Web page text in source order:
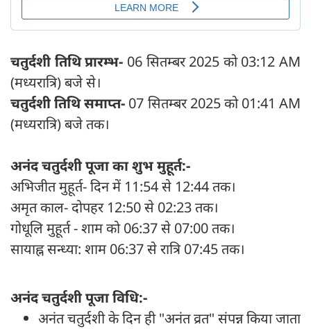
चतुर्दशी तिथि प्रारम्भ- 06 सितम्बर 2025 को 03:12 AM
(मध्यरात्रि) बजे से।
चतुर्दशी तिथि समाप्त- 07 सितम्बर 2025 को 01:41 AM
(मध्यरात्रि) बजे तक।
अनंद चतुर्दशी पूजा का शुभ मुहूर्त:-
अभिजीत मुहूर्त- दिन में 11:54 से 12:44 तक।
अमृत काल- दोपहर 12:50 से 02:23 तक।
गोधूलि मुहूर्त- शाम को 06:37 से 07:00 तक।
सायाह्न सन्ध्या: शाम 06:37 से रात्रि 07:45 तक।
अनंद चतुर्दशी पूजा विधि:-
अनंत चतुर्दशी के दिन ही "अनंत व्रत" संपन्न किया जाता